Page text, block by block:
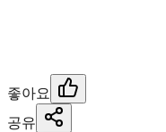
좋아요
공유